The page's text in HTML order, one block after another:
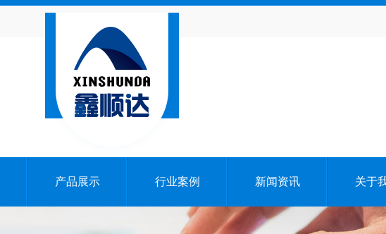
产品展示 行业案例 新闻资讯 关于